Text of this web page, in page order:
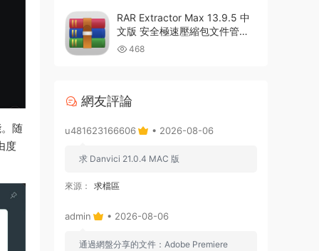
随
度
RAR Extractor Max 13.9.5 中
文版 安全極速壓縮包文件管理
器 468
網友評論
u481623166606 • 2026-08-06
求 Danvici 21.0.4 MAC 版
來源： 求檔區
admin • 2026-08-06
通過網盤分享的文件：Adobe Premiere